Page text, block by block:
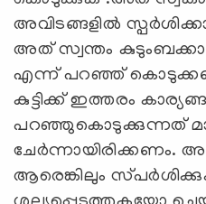
അവിടങ്ങളിൽ
അത് സ്വന്തം
എന്ന് പറഞ്ഞ്
കുട്ടിക്ക് ഇത്തരം
പറഞ്ഞുകൊടുക്കുന്നത്‌
ചേർന്നായിരിക്കണം.
ആരെങ്കിലും